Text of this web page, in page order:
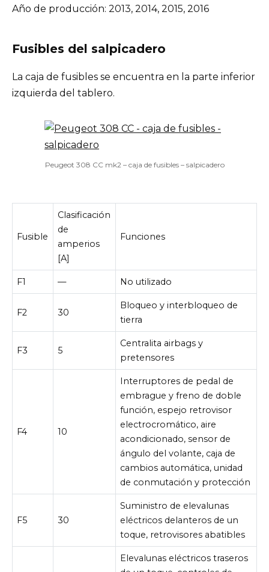
Año de producción: 2013, 2014, 2015, 2016
Fusibles del salpicadero
La caja de fusibles se encuentra en la parte inferior
izquierda del tablero.
Peugeot 308 CC mk2 – caja de fusibles – salpicadero
Fusible
Clasificación
de
amperios
[A]
Funciones
F1 — No utilizado
F2 30
Bloqueo y interbloqueo de
tierra
F3 5
Centralita airbags y
pretensores
F4 10
Interruptores de pedal de
embrague y freno de doble
función, espejo retrovisor
electrocromático, aire
acondicionado, sensor de
ángulo del volante, caja de
cambios automática, unidad
de conmutación y protección
F5 30
Suministro de elevalunas
eléctricos delanteros de un
toque, retrovisores abatibles
Elevalunas eléctricos traseros